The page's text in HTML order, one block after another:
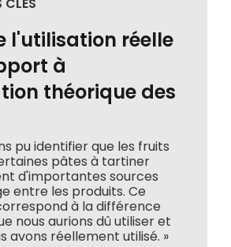
l'utilisation réelle
à
théorique des
pu identifier que les fruits
pâtes à tartiner
d'importantes sources
entre les produits. Ce
à la différence
nous aurions dû utiliser et
avons réellement utilisé. »